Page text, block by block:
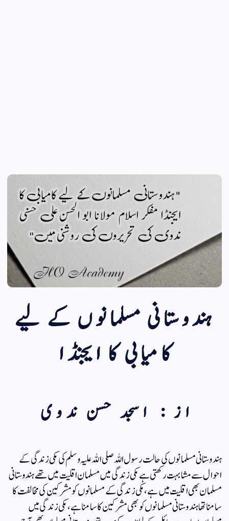
ہندوستانی مسلمانوں کے لیے
کامیابی کا ایجنڈا
از : اسجد حسن ندوی
ہندوستانی مسلمانوں کی حالت رسول اللہ صلی اللہ علیہ وسلم کی مکی زندگی کے
احوال سے مشابہت رکھتی ہے مکی زندگی میں مسلمان اقلیت میں تھے ہندوستانی
مسلمان بھی اقلیت میں ہے،مکی زندگی کے مسلمانوں کو مشرکین کی مخالفت کا
سامنا تھا ہندوستانی مسلمانوں کو بھی مشرکین کا سامنا ہے ،مکی زندگی میں